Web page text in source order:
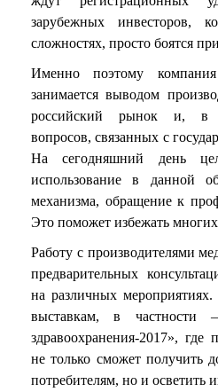
зарубежных инвесторов,
сложностях, просто боятся
Именно поэтому
занимается выводом
российский рынок и, в
вопросов, связанных с
На сегодняшний день
использование в данной
механизма, обращение к
Это поможет избежать
Работу с производителями
предварительных
на различных
выставкам, в частности
здравоохранения-2017», где
не только сможет получить
потребителям, но и осветить